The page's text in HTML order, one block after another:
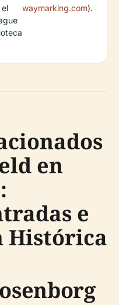
waymarking.com).
en
e
Histórica